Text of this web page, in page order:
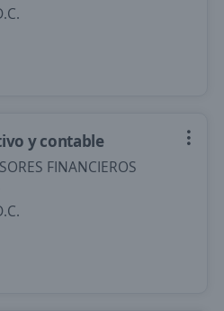
y contable
FINANCIEROS